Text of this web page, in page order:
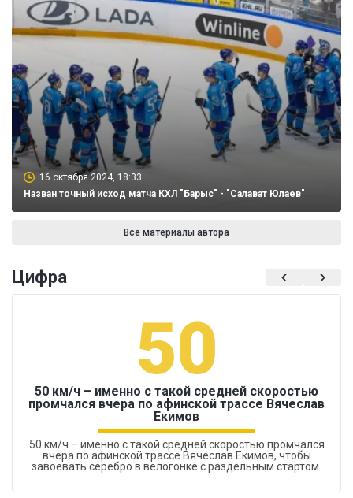
16 октября 2024, 18:33
Назван точный исход матча КХЛ "Барыс" - "Салават Юлаев"
Все материалы автора
Цифра
50
50 км/ч – именно с такой средней скоростью
промчался вчера по афинской трассе Вячеслав
Екимов
50 км/ч – именно с такой средней скоростью промчался
вчера по афинской трассе Вячеслав Екимов, чтобы
завоевать серебро в велогонке с раздельным стартом.